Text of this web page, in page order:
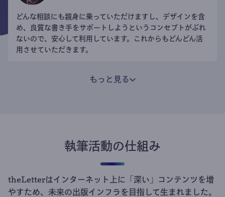
どんな相談にも親身に乗っていただけますし、デザインを含
め、良質な書き手をサポートしようというコンセプトがぶれ
ないので、安心して利用しています。これからもどんどん活
用させていただきます。
もっと見る
執筆活動の仕組み
theLetterはインターネット上に「深い」コンテンツを増
やすため、未来の出版インフラを目指して生まれました。